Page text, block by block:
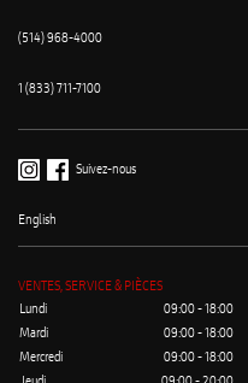
(514) 968-4000
1 (833) 711-7100
Suivez-nous
English
VENTES, SERVICE & PIÈCES
Lundi
09:00 - 18:00
Mardi
09:00 - 18:00
Mercredi
09:00 - 18:00